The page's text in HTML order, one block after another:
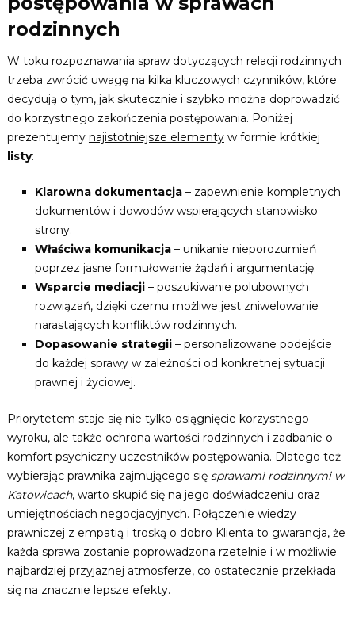
rodzinnych
W toku rozpoznawania spraw dotyczących relacji rodzinnych
trzeba zwrócić uwagę na kilka kluczowych czynników, które
decydują o tym, jak skutecznie i szybko można doprowadzić
do korzystnego zakończenia postępowania. Poniżej
prezentujemy najistotniejsze elementyw formie krótkiej
listy:
Klarowna dokumentacja– zapewnienie kompletnych
dokumentów i dowodów wspierających stanowisko
strony.
Właściwa komunikacja– unikanie nieporozumień
poprzez jasne formułowanie żądań i argumentację.
Wsparcie mediacji– poszukiwanie polubownych
rozwiązań, dzięki czemu możliwe jest zniwelowanie
narastających konfliktów rodzinnych.
Dopasowanie strategii– personalizowane podejście
do każdej sprawy w zależności od konkretnej sytuacji
prawnej i życiowej.
Priorytetem staje się nie tylko osiągnięcie korzystnego
wyroku, ale także ochrona wartości rodzinnych i zadbanie o
komfort psychiczny uczestników postępowania. Dlatego też
wybierając prawnika zajmującego się sprawami rodzinnymi w
Katowicach, warto skupić się na jego doświadczeniu oraz
umiejętnościach negocjacyjnych. Połączenie wiedzy
prawniczej z empatią i troską o dobro Klienta to gwarancja, że
każda sprawa zostanie poprowadzona rzetelnie i w możliwie
najbardziej przyjaznej atmosferze, co ostatecznie przekłada
się na znacznie lepsze efekty.